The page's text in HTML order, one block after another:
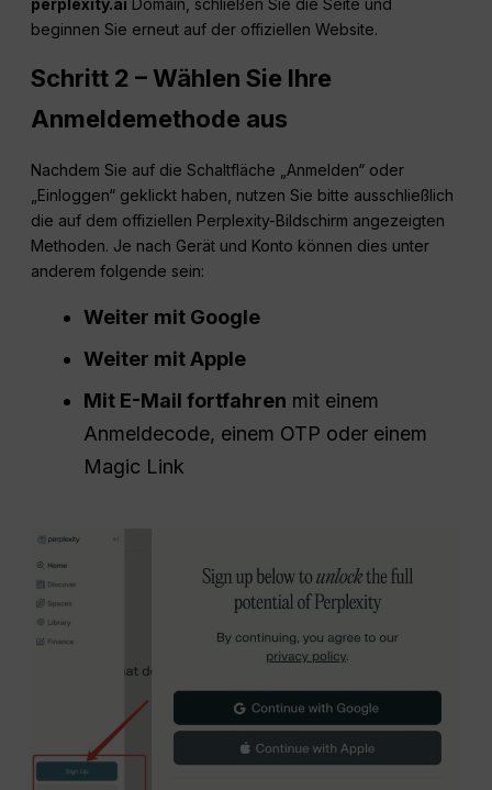
perplexity.ai Domain, schließen Sie die Seite und
beginnen Sie erneut auf der offiziellen Website.
Schritt 2 – Wählen Sie Ihre
Anmeldemethode aus
Nachdem Sie auf die Schaltfläche „Anmelden“ oder
„Einloggen“ geklickt haben, nutzen Sie bitte ausschließlich
die auf dem offiziellen Perplexity-Bildschirm angezeigten
Methoden. Je nach Gerät und Konto können dies unter
anderem folgende sein:
Weiter mit Google
Weiter mit Apple
Mit E-Mail fortfahren mit einem
Anmeldecode, einem OTP oder einem
Magic Link